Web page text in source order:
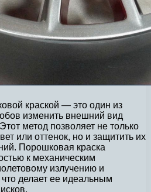
краской — это один из
изменить внешний вид
метод позволяет не только
или оттенок, но и защитить их
Порошковая краска
к механическим
излучению и
делает ее идеальным